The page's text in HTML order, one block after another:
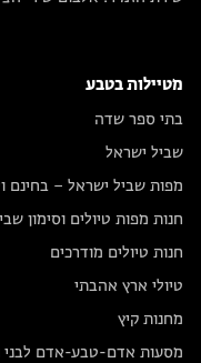
מטיילות בטבע
בתי ספר שדה
שביל ישראל
מפות שביל ישראל – בחינם
חנות מפות טיולים וסימון
חנות טיולים מודרכים
טיולי ארץ אהבתי
מחנות קיץ
מסעות אדם-טבע-אדם לבני